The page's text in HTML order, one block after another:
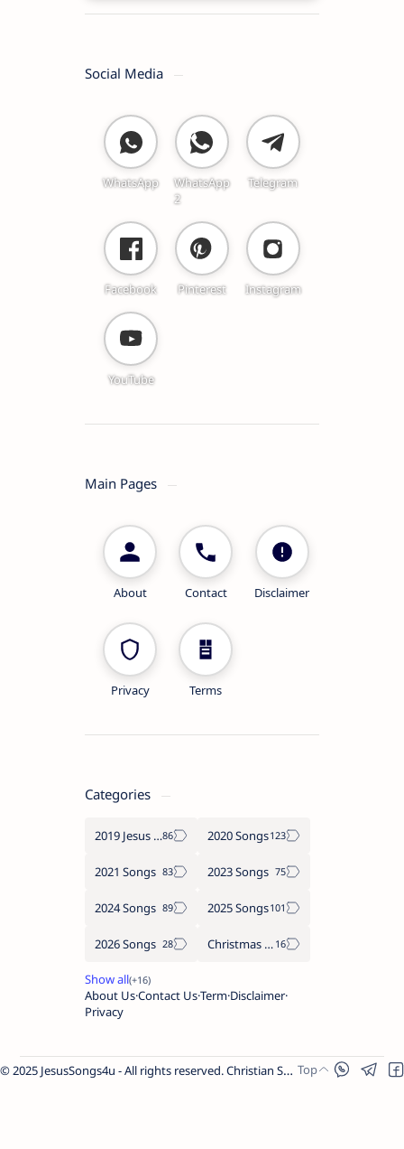
Social Media
WhatsApp
WhatsApp
2
Telegram
Facebook Pinterest Instagram
YouTube
Main Pages
About Contact Disclaimer
Privacy Terms
Categories
2019 Jesus songs 2020 Songs
2021 Songs 2023 Songs
2024 Songs 2025 Songs
2026 Songs Christmas Songs
About UsContact UsTerm Disclaimer
Privacy
© 2025 JesusSongs4u - All rights reserved. Christian Songs | Bible-based Lyrics | Worship Music.